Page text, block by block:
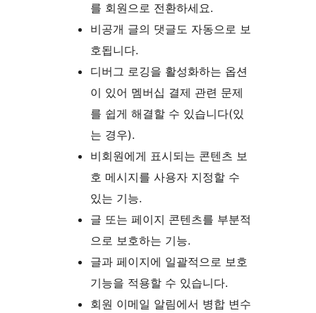
를 회원으로 전환하세요.
비공개 글의 댓글도 자동으로 보
호됩니다.
디버그 로깅을 활성화하는 옵션
이 있어 멤버십 결제 관련 문제
를 쉽게 해결할 수 있습니다(있
는 경우).
비회원에게 표시되는 콘텐츠 보
호 메시지를 사용자 지정할 수
있는 기능.
글 또는 페이지 콘텐츠를 부분적
으로 보호하는 기능.
글과 페이지에 일괄적으로 보호
기능을 적용할 수 있습니다.
회원 이메일 알림에서 병합 변수